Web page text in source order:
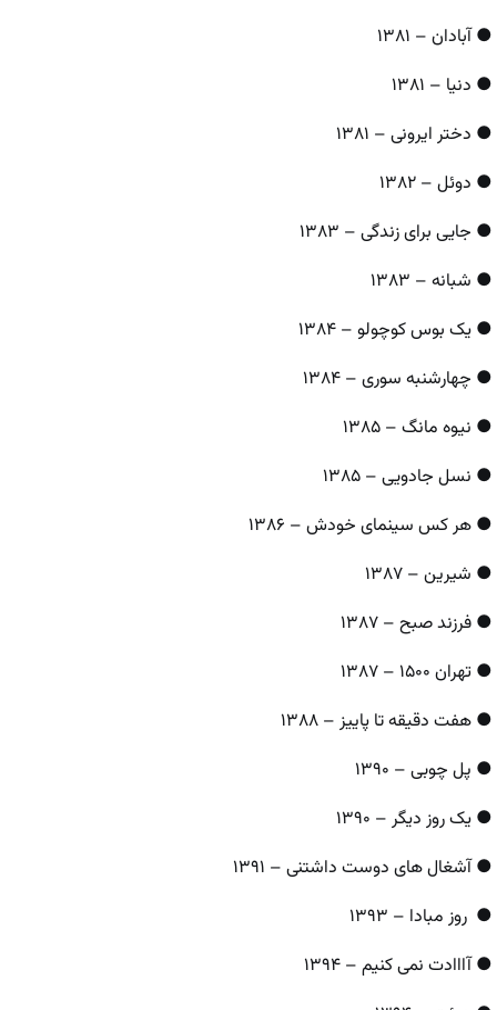
● آبادان – ۱۳۸۱
● دنیا – ۱۳۸۱
● دختر ایرونی – ۱۳۸۱
● دوئل – ۱۳۸۲
● جایی برای زندگی – ۱۳۸۳
● شبانه – ۱۳۸۳
● یک بوس کوچولو – ۱۳۸۴
● چهارشنبه سوری – ۱۳۸۴
● نیوه‌ مانگ – ۱۳۸۵
● نسل جادویی – ۱۳۸۵
● هر کس سینمای خودش – ۱۳۸۶
● شیرین – ۱۳۸۷
● فرزند صبح – ۱۳۸۷
● تهران ۱۵۰۰ – ۱۳۸۷
● هفت دقیقه تا پاییز – ۱۳۸۸
● پل چوبی – ۱۳۹۰
● یک روز دیگر – ۱۳۹۰
● آشغال‌ های دوست داشتنی – ۱۳۹۱
● روز مبادا – ۱۳۹۳
● آااادت نمی‌ کنیم – ۱۳۹۴